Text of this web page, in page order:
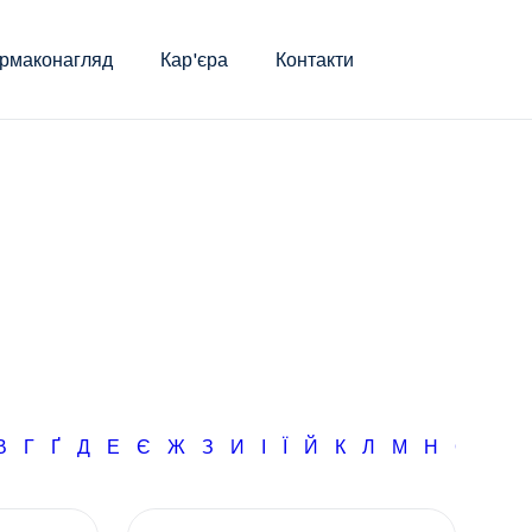
Кар'єра Контакти
Г Ґ Д Е Є Ж З И І Ї Й К Л М Н О